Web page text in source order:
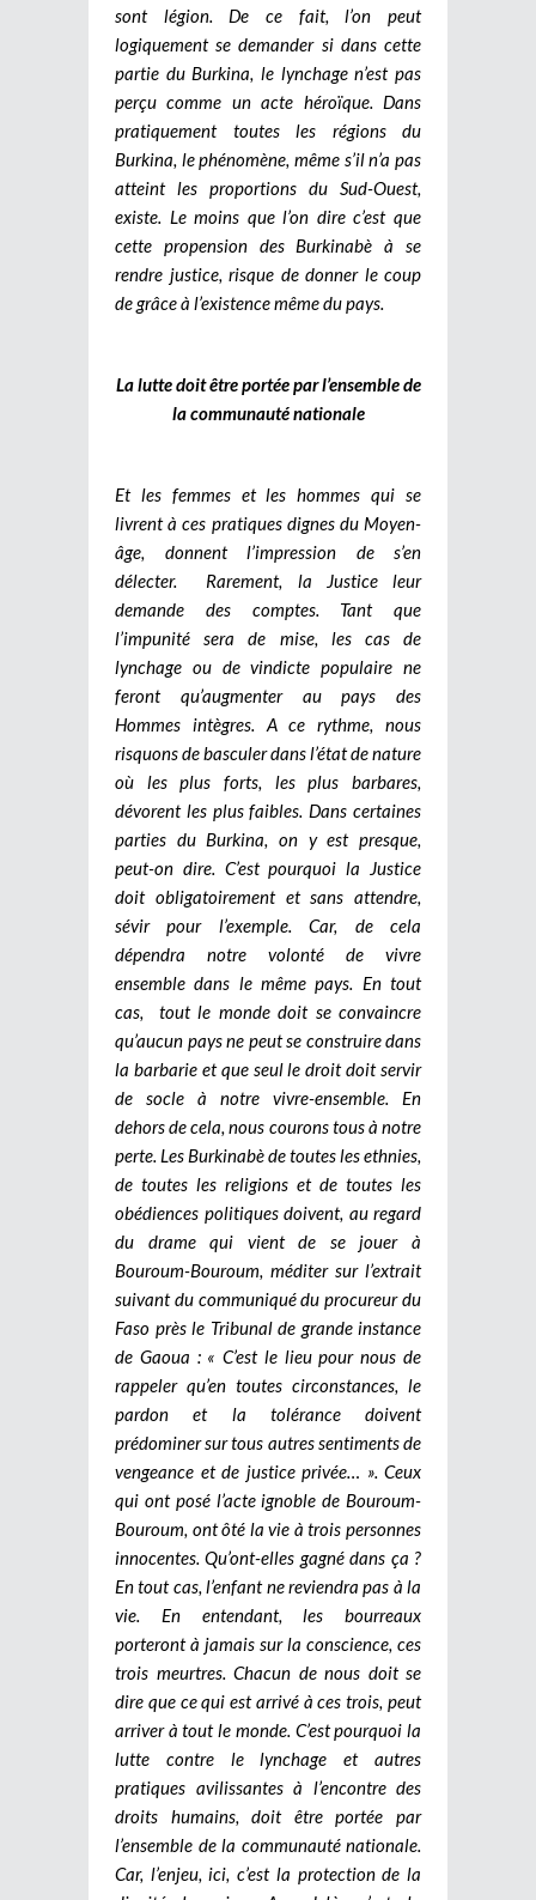
sont légion. De ce fait, l’on peut
logiquement se demander si dans cette
partie du Burkina, le lynchage n’est pas
perçu comme un acte héroïque. Dans
pratiquement toutes les régions du
Burkina, le phénomène, même s’il n’a pas
atteint les proportions du Sud-Ouest,
existe. Le moins que l’on dire c’est que
cette propension des Burkinabè à se
rendre justice, risque de donner le coup
de grâce à l’existence même du pays.
La lutte doit être portée par l’ensemble de
la communauté nationale
Et les femmes et les hommes qui se
livrent à ces pratiques dignes du Moyen-
âge, donnent l’impression de s’en
délecter. Rarement, la Justice leur
demande des comptes. Tant que
l’impunité sera de mise, les cas de
lynchage ou de vindicte populaire ne
feront qu’augmenter au pays des
Hommes intègres. A ce rythme, nous
risquons de basculer dans l’état de nature
où les plus forts, les plus barbares,
dévorent les plus faibles. Dans certaines
parties du Burkina, on y est presque,
peut-on dire. C’est pourquoi la Justice
doit obligatoirement et sans attendre,
sévir pour l’exemple. Car, de cela
dépendra notre volonté de vivre
ensemble dans le même pays. En tout
cas, tout le monde doit se convaincre
qu’aucun pays ne peut se construire dans
la barbarie et que seul le droit doit servir
de socle à notre vivre-ensemble. En
dehors de cela, nous courons tous à notre
perte. Les Burkinabè de toutes les ethnies,
de toutes les religions et de toutes les
obédiences politiques doivent, au regard
du drame qui vient de se jouer à
Bouroum-Bouroum, méditer sur l’extrait
suivant du communiqué du procureur du
Faso près le Tribunal de grande instance
de Gaoua : « C’est le lieu pour nous de
rappeler qu’en toutes circonstances, le
pardon et la tolérance doivent
prédominer sur tous autres sentiments de
vengeance et de justice privée… ». Ceux
qui ont posé l’acte ignoble de Bouroum-
Bouroum, ont ôté la vie à trois personnes
innocentes. Qu’ont-elles gagné dans ça ?
En tout cas, l’enfant ne reviendra pas à la
vie. En entendant, les bourreaux
porteront à jamais sur la conscience, ces
trois meurtres. Chacun de nous doit se
dire que ce qui est arrivé à ces trois, peut
arriver à tout le monde. C’est pourquoi la
lutte contre le lynchage et autres
pratiques avilissantes à l’encontre des
droits humains, doit être portée par
l’ensemble de la communauté nationale.
Car, l’enjeu, ici, c’est la protection de la